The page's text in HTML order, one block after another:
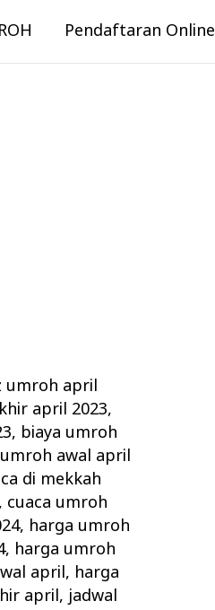
Pendaftaran Online
umroh april
april 2023,
, biaya umroh
awal april
di mekkah
cuaca umroh
, harga umroh
, harga umroh
april, harga
april, jadwal